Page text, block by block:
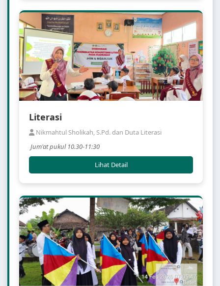
Literasi
Nikmahtul Sholikah, S.Pd. dan Duta Literasi
Jum'at pukul 10.30-11:30
Lihat Detail